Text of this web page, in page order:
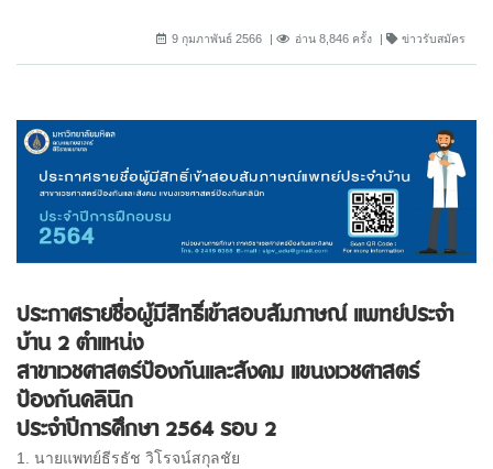
9 กุมภาพันธ์ 2566 อ่าน 8,846 ครั้ง ข่าวรับสมัคร
ประกาศรายชื่อผู้มีสิทธิ์เข้าสอบสัมภาษณ์ แพทย์ประจำ
บ้าน 2 ตำแหน่ง
สาขาเวชศาสตร์ป้องกันและสังคม แขนงเวชศาสตร์
ป้องกันคลินิก
ประจำปีการศึกษา 2564 รอบ 2
1. นายแพทย์ธีรธัช วิโรจน์สกุลชัย